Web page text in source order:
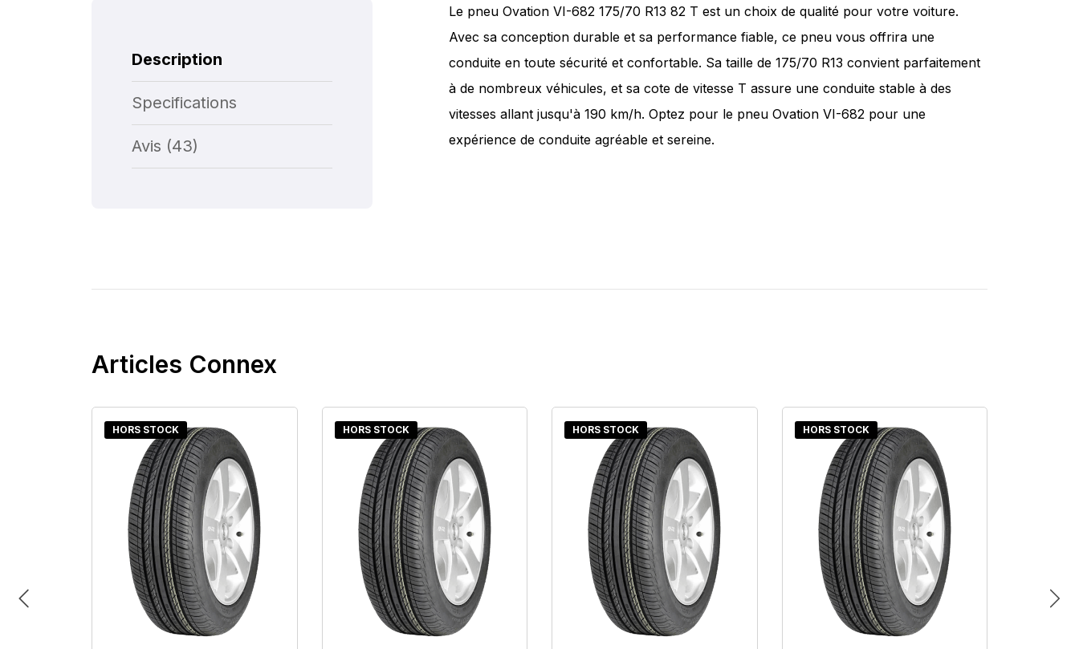
Description
Specifications
Avis (43)
Le pneu Ovation VI-682 175/70 R13 82 T est un choix de qualité pour votre voiture.
Avec sa conception durable et sa performance fiable, ce pneu vous offrira une
conduite en toute sécurité et confortable. Sa taille de 175/70 R13 convient parfaitement
à de nombreux véhicules, et sa cote de vitesse T assure une conduite stable à des
vitesses allant jusqu'à 190 km/h. Optez pour le pneu Ovation VI-682 pour une
expérience de conduite agréable et sereine.
Articles Connex
HORS STOCK HORS STOCK HORS STOCK HORS STOCK